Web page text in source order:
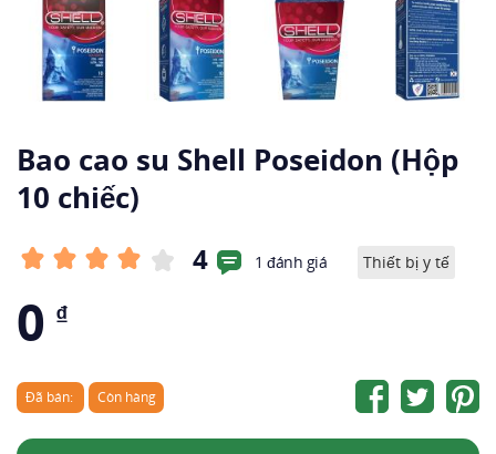
Bao cao su Shell Poseidon (Hộp
10 chiếc)
4 1 đánh giá Thiết bị y tế
0 ₫
Đã bán: Còn hàng